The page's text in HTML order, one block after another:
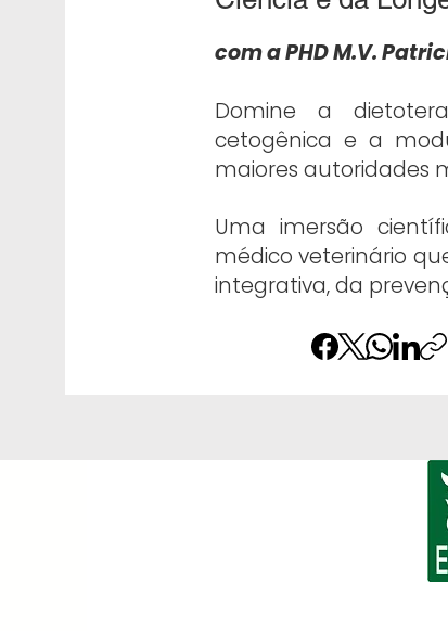
com a PHD M.V.
Domine a
cetogênica e a
maiores autoridades
Uma imersão
médico veterinário
integrativa, da